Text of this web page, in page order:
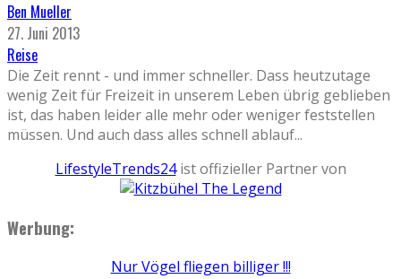
Ben Mueller
27. Juni 2013
Reise
Die Zeit rennt - und immer schneller. Dass heutzutage
wenig Zeit für Freizeit in unserem Leben übrig geblieben
ist, das haben leider alle mehr oder weniger feststellen
müssen. Und auch dass alles schnell ablauf...
LifestyleTrends24ist offizieller Partner von
Werbung:
Nur Vögel fliegen billiger !!!